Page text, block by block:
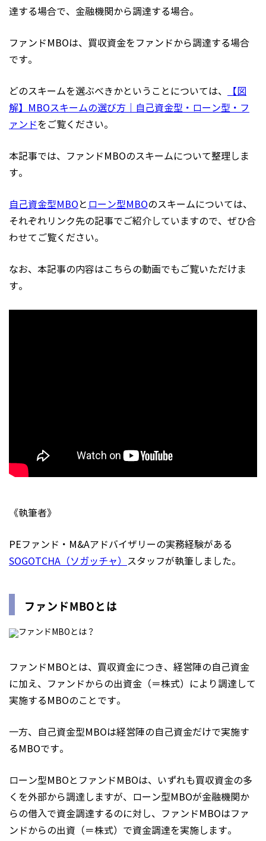
達する場合で、金融機関から調達する場合。
ファンドMBOは、買収資金をファンドから調達する場合
です。
どのスキームを選ぶべきかということについては、
【図
解】MBOスキームの選び方｜自己資金型・ローン型・フ
ァンド をご覧ください。
本記事では、ファンドMBOのスキームについて整理しま
す。
自己資金型MBO と ローン型MBOのスキームについては、
それぞれリンク先の記事でご紹介していますので、ぜひ合
わせてご覧ください。
なお、本記事の内容はこちらの動画でもご覧いただけま
す。
《執筆者》
PEファンド・M&Aアドバイザリーの実務経験がある
SOGOTCHA（ソガッチャ）
スタッフが執筆しました。
ファンドMBOとは
ファンドMBOとは、買収資金につき、経営陣の自己資金
に加え、ファンドからの出資金（＝株式）により調達して
実施するMBOのことです。
一方、自己資金型MBOは経営陣の自己資金だけで実施す
るMBOです。
ローン型MBOとファンドMBOは、いずれも買収資金の多
くを外部から調達しますが、ローン型MBOが金融機関か
らの借入で資金調達するのに対し、ファンドMBOはファ
ンドからの出資（＝株式）で資金調達を実施します。